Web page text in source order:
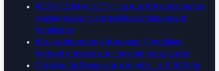
RQTH, DSN et OETH : ce que l’Urssaf change
vraiment pour un travailleur indépendant
handicapé
Mail de départ en entreprise : 5 modèles
types et conseils pour soigner votre sortie
Création de l’espace pro impôts : le SIREN, le